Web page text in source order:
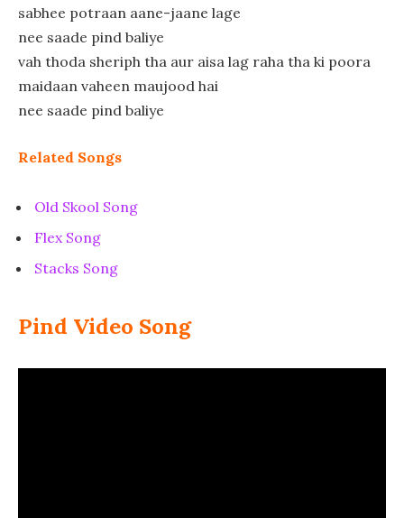
sabhee potraan aane-jaane lage
nee saade pind baliye
vah thoda sheriph tha aur aisa lag raha tha ki poora
maidaan vaheen maujood hai
nee saade pind baliye
Related Songs
Old Skool Song
Flex Song
Stacks Song
Pind Video Song